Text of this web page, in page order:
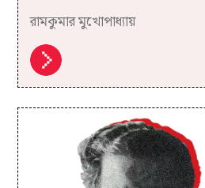
রামকুমার মুখোপাধ্যায়